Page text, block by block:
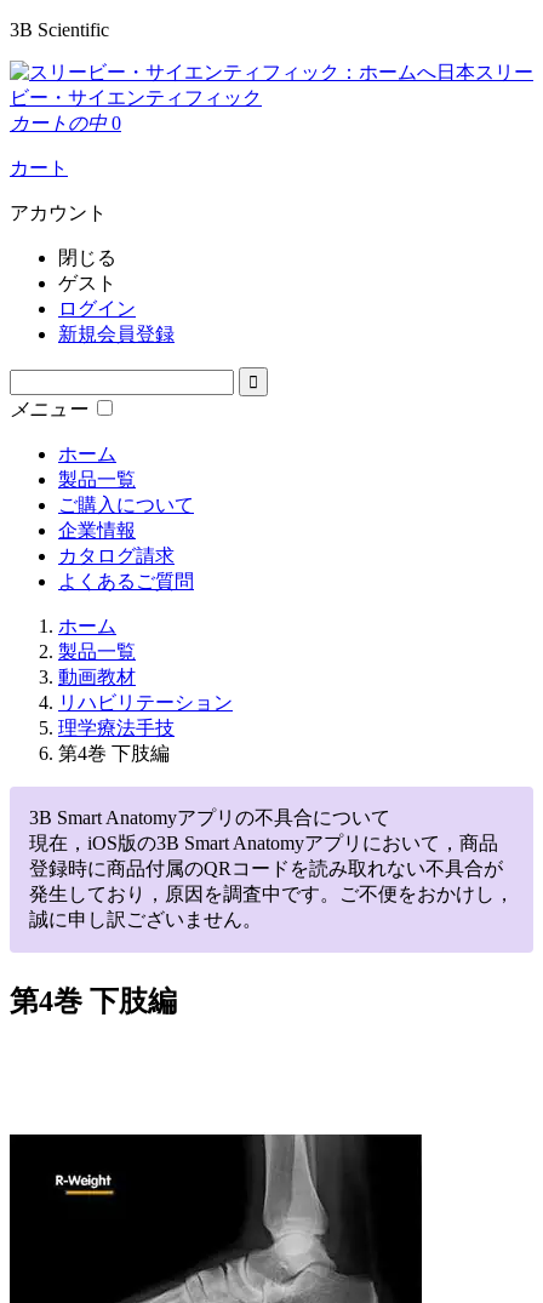
3B Scientific
日本スリー
ビー・サイエンティフィック
カートの中 0
カート
アカウント
閉じる
ゲスト
ログイン
新規会員登録
メニュー
ホーム
製品一覧
ご購入について
企業情報
カタログ請求
よくあるご質問
ホーム
製品一覧
動画教材
リハビリテーション
理学療法手技
第4巻 下肢編
3B Smart Anatomyアプリの不具合について
現在，iOS版の3B Smart Anatomyアプリにおいて，商品
登録時に商品付属のQRコードを読み取れない不具合が
発生しており，原因を調査中です。ご不便をおかけし，
誠に申し訳ございません。
第4巻 下肢編